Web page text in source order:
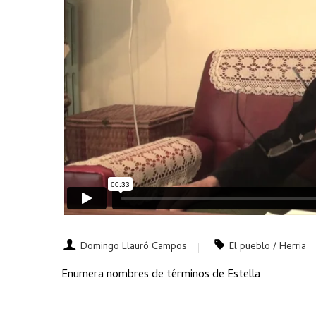
Domingo Llauró Campos El pueblo / Herria
Enumera nombres de términos de Estella